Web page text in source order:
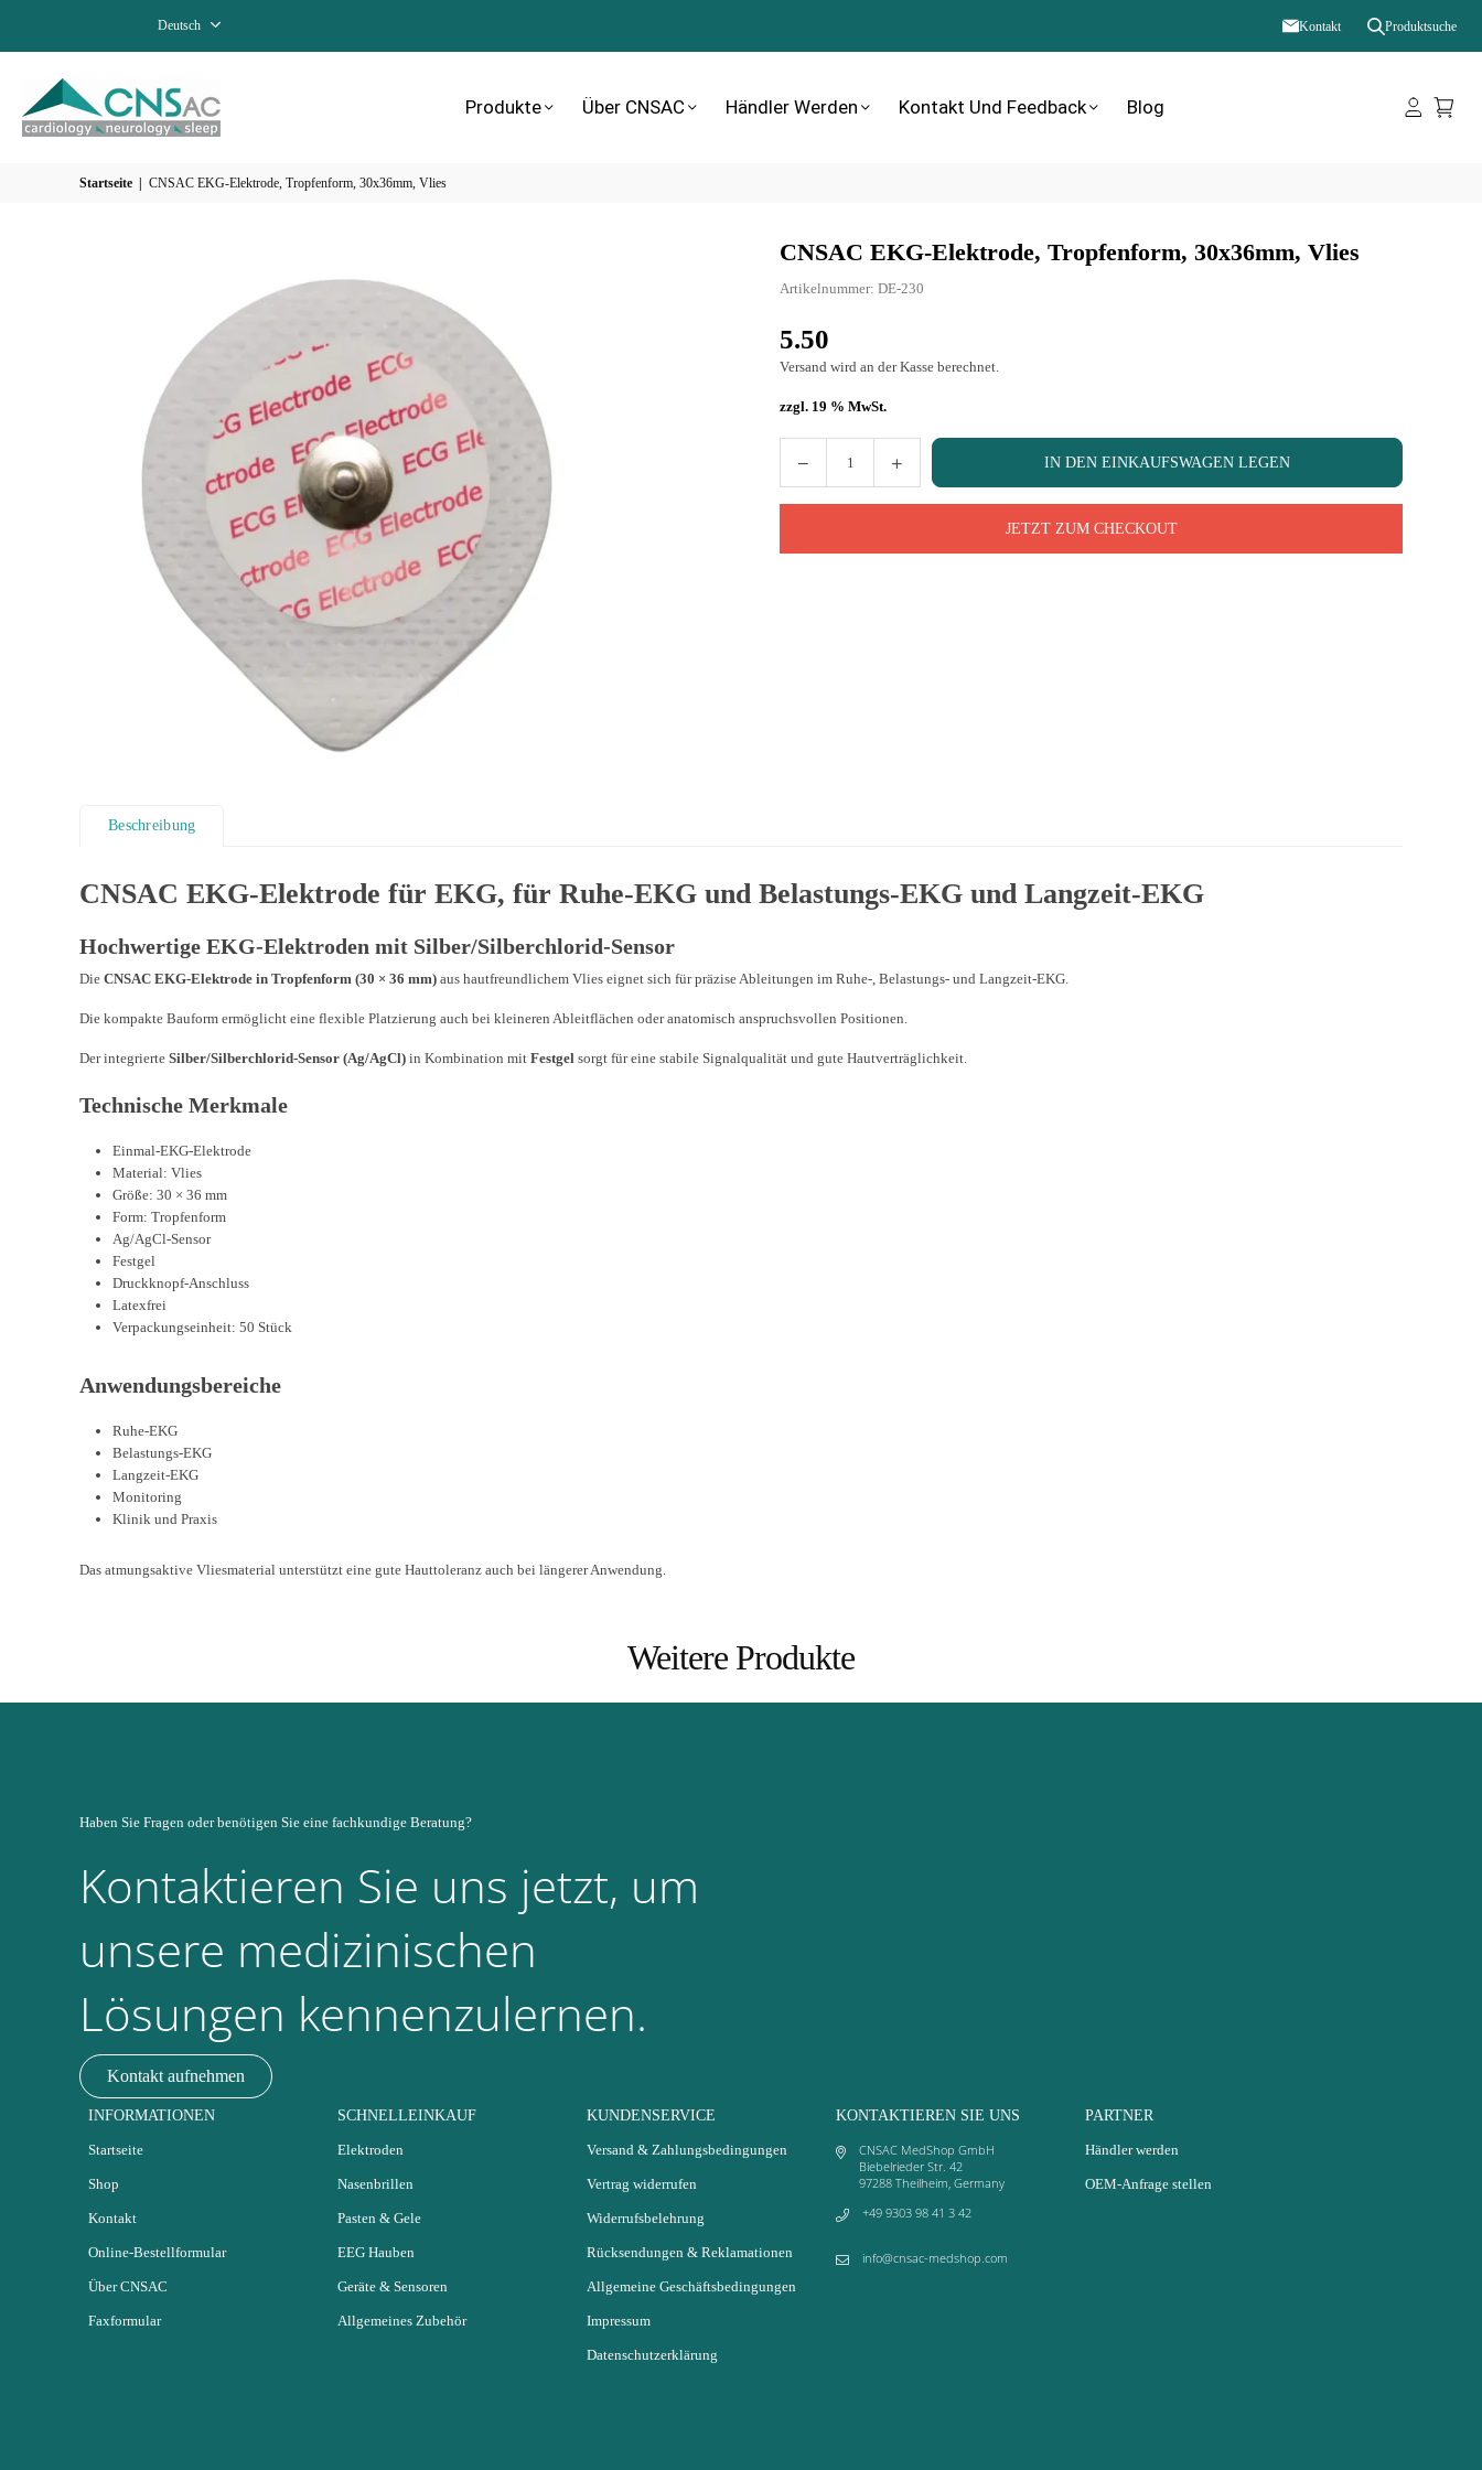
Deutsch Kontakt Produktsuche
Produkte Über CNSAC Händler Werden Kontakt Und Feedback Blog
Startseite CNSAC EKG-Elektrode, Tropfenform, 30x36mm, Vlies
CNSAC EKG-Elektrode, Tropfenform, 30x36mm, Vlies
Artikelnummer: DE-230
Normaler
Preis
5.50
Versand wird an der Kasse berechnet.
zzgl. 19 % MwSt.
Menge IN DEN EINKAUFSWAGEN LEGEN
JETZT ZUM CHECKOUT
Beschreibung
CNSAC EKG-Elektrode für EKG, für Ruhe-EKG und Belastungs-EKG und Langzeit-EKG
Hochwertige EKG-Elektroden mit Silber/Silberchlorid-Sensor
Die CNSAC EKG-Elektrode in Tropfenform (30 × 36 mm) aus hautfreundlichem Vlies eignet sich für präzise Ableitungen im Ruhe-, Belastungs- und Langzeit-EKG.
Die kompakte Bauform ermöglicht eine flexible Platzierung auch bei kleineren Ableitflächen oder anatomisch anspruchsvollen Positionen.
Der integrierte Silber/Silberchlorid-Sensor (Ag/AgCl) in Kombination mit Festgel sorgt für eine stabile Signalqualität und gute Hautverträglichkeit.
Technische Merkmale
Einmal-EKG-Elektrode
Material: Vlies
Größe: 30 × 36 mm
Form: Tropfenform
Ag/AgCl-Sensor
Festgel
Druckknopf-Anschluss
Latexfrei
Verpackungseinheit: 50 Stück
Anwendungsbereiche
Ruhe-EKG
Belastungs-EKG
Langzeit-EKG
Monitoring
Klinik und Praxis
Das atmungsaktive Vliesmaterial unterstützt eine gute Hauttoleranz auch bei längerer Anwendung.
Weitere Produkte
Haben Sie Fragen oder benötigen Sie eine fachkundige Beratung?
Kontaktieren Sie uns jetzt, um
unsere medizinischen
Lösungen kennenzulernen.
Kontakt aufnehmen
INFORMATIONEN
Startseite
Shop
Kontakt
Online-Bestellformular
Über CNSAC
Faxformular
SCHNELLEINKAUF
Elektroden
Nasenbrillen
Pasten & Gele
EEG Hauben
Geräte & Sensoren
Allgemeines Zubehör
KUNDENSERVICE
Versand & Zahlungsbedingungen
Vertrag widerrufen
Widerrufsbelehrung
Rücksendungen & Reklamationen
Allgemeine Geschäftsbedingungen
Impressum
Datenschutzerklärung
KONTAKTIEREN SIE UNS
CNSAC MedShop GmbH
Biebelrieder Str. 42
97288 Theilheim, Germany
+49 9303 98 41 3 42
info@cnsac-medshop.com
PARTNER
Händler werden
OEM-Anfrage stellen